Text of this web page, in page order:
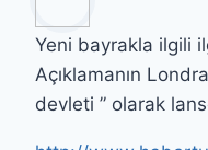
Yeni bayrakla ilgili
Açıklamanın
devleti ” olarak